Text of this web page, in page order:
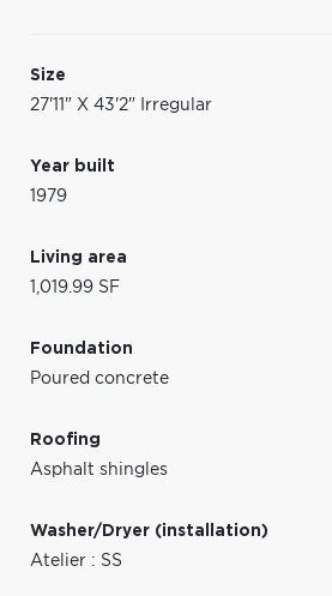
Size
27'11" X 43'2" Irregular
Year built
1979
Living area
1,019.99 SF
Foundation
Poured concrete
Roofing
Asphalt shingles
Washer/Dryer (installation)
Atelier : SS